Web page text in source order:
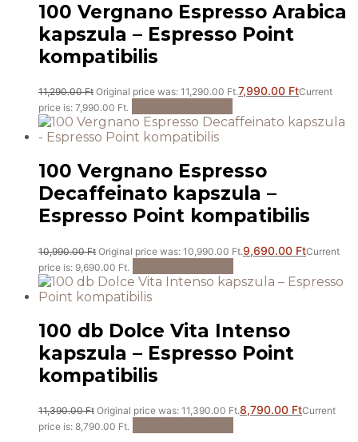
100 Vergnano Espresso Arabica
kapszula – Espresso Point
kompatibilis
11,290.00Ft Original price was: 11,290.00 Ft.7,990.00 FtCurrent
price is: 7,990.00 Ft.
100 Vergnano Espresso
Decaffeinato kapszula –
Espresso Point kompatibilis
10,990.00Ft Original price was: 10,990.00 Ft.9,690.00 FtCurrent
price is: 9,690.00 Ft.
100 db Dolce Vita Intenso
kapszula – Espresso Point
kompatibilis
11,390.00Ft Original price was: 11,390.00 Ft.8,790.00 FtCurrent
price is: 8,790.00 Ft.